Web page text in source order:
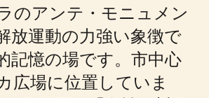
のアンテ・モニュメン
放運動の力強い象徴で
記憶の場です。市中心
広場に位置していま